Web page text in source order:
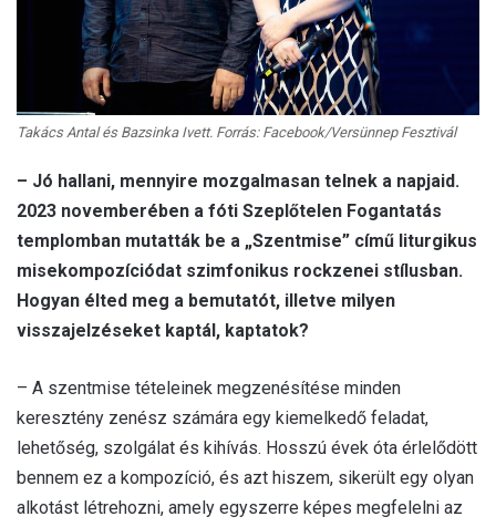
Takács Antal és Bazsinka Ivett. Forrás: Facebook/Versünnep Fesztivál
– Jó hallani, mennyire mozgalmasan telnek a napjaid.
2023 novemberében a fóti Szeplőtelen Fogantatás
templomban mutatták be a „Szentmise” című liturgikus
misekompozíciódat szimfonikus rockzenei stílusban.
Hogyan élted meg a bemutatót, illetve milyen
visszajelzéseket kaptál, kaptatok?
– A szentmise tételeinek megzenésítése minden
keresztény zenész számára egy kiemelkedő feladat,
lehetőség, szolgálat és kihívás. Hosszú évek óta érlelődött
bennem ez a kompozíció, és azt hiszem, sikerült egy olyan
alkotást létrehozni, amely egyszerre képes megfelelni az